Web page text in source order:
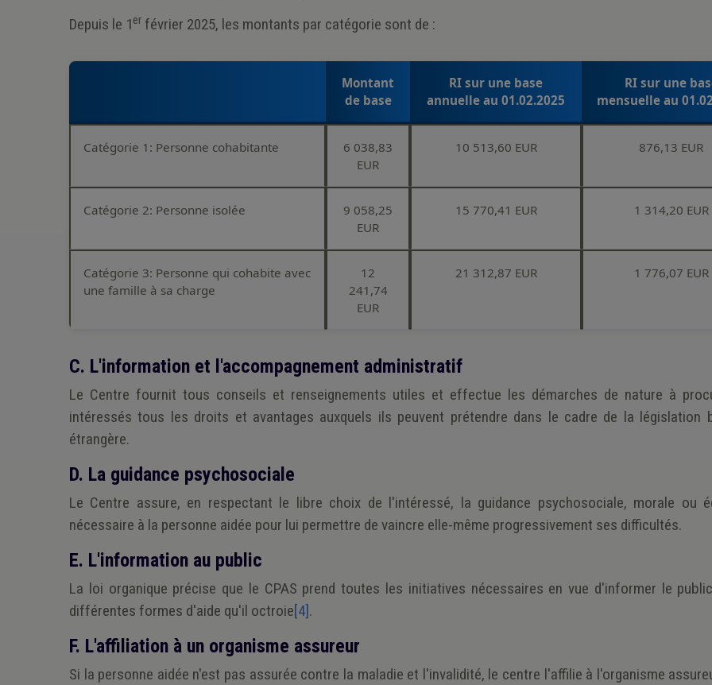
Depuis le 1er février 2025, les montants par catégorie sont de :
Montant
de base
RI sur une base
annuelle au 01.02.2025
RI sur une
mensuelle au
Catégorie 1: Personne cohabitante
6 038,83
EUR
10 513,60 EUR 876,13 EUR
Catégorie 2: Personne isolée
9 058,25
EUR
15 770,41 EUR 1 314,20 EUR
Catégorie 3: Personne qui cohabite avec
une famille à sa charge
12
241,74
EUR
21 312,87 EUR 1 776,07 EUR
C. L'information et l'accompagnement administratif
Le Centre fournit tous conseils et renseignements utiles et effectue les démarches de nature à
intéressés tous les droits et avantages auxquels ils peuvent prétendre dans le cadre de la législation
étrangère.
D. La guidance psychosociale
Le Centre assure, en respectant le libre choix de l'intéressé, la guidance psychosociale, morale ou
nécessaire à la personne aidée pour lui permettre de vaincre elle-même progressivement ses difficultés.
E. L'information au public
La loi organique précise que le CPAS prend toutes les initiatives nécessaires en vue d'informer le
différentes formes d'aide qu'il octroie[4].
F. L'affiliation à un organisme assureur
Si la personne aidée n'est pas assurée contre la maladie et l'invalidité, le centre l'affilie à l'organisme